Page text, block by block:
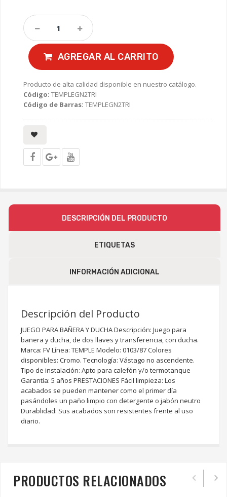
AGREGAR AL CARRITO
Producto de alta calidad disponible en nuestro catálogo.
Código: TEMPLEGN2TRI
Código de Barras: TEMPLEGN2TRI
DESCRIPCIÓN DEL PRODUCTO
ETIQUETAS
INFORMACIÓN ADICIONAL
Descripción del Producto
JUEGO PARA BAÑERA Y DUCHA Descripción: Juego para
bañera y ducha, de dos llaves y transferencia, con ducha.
Marca: FV Línea: TEMPLE Modelo: 0103/87 Colores
disponibles: Cromo. Tecnología: Vástago no ascendente.
Tipo de instalación: Apto para calefón y/o termotanque
Garantía: 5 años PRESTACIONES Fácil limpieza: Los
acabados se pueden mantener como el primer día
pasándoles un paño limpio con detergente o jabón neutro
Durablidad: Sus acabados son resistentes frente al uso
diario.
PRODUCTOS RELACIONADOS